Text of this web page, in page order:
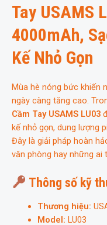
lượng
Tay USAMS
4000mAh,
Kế Nhỏ Gọn
Mùa hè nóng bức khiến
ngày càng tăng cao.
Cầm Tay USAMS LU03
kế nhỏ gọn, dung lượng
Đây là giải pháp hoàn
văn phòng hay những ai
Thông số kỹ
Thương hiệu:
Model: LU03